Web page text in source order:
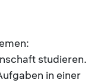
studieren.
in einer